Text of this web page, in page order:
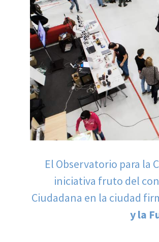
El Observatorio para la
iniciativa fruto del
Ciudadana en la ciudad
y la